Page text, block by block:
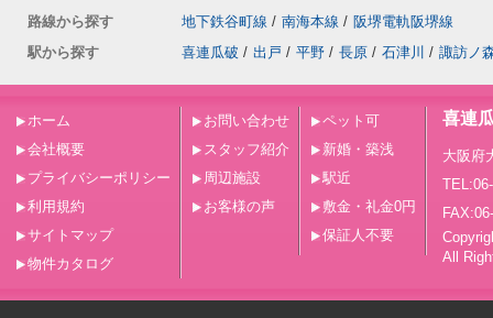
路線から探す
地下鉄谷町線 / 南海本線 / 阪堺電軌阪堺線
駅から探す
喜連瓜破 / 出戸 / 平野 / 長原 / 石津川 / 諏訪ノ
ホーム
会社概要
プライバシーポリシー
利用規約
サイトマップ
物件カタログ
お問い合わせ
スタッフ紹介
周辺施設
お客様の声
ペット可
新婚・築浅
駅近
敷金・礼金0円
保証人不要
喜連
大阪府
All